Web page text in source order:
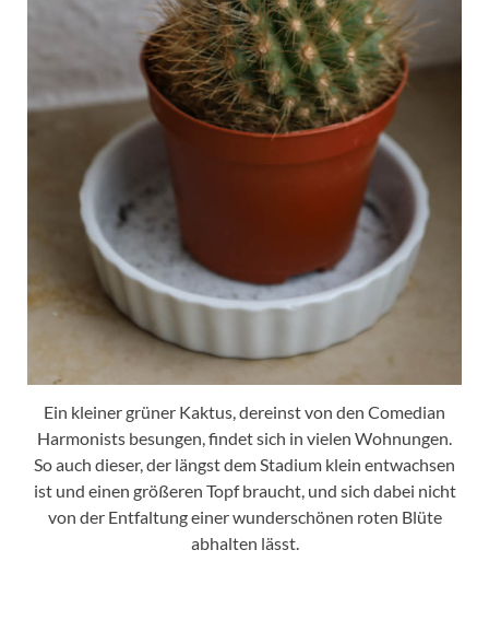
Ein kleiner grüner Kaktus, dereinst von den Comedian
Harmonists besungen, findet sich in vielen Wohnungen.
So auch dieser, der längst dem Stadium klein entwachsen
ist und einen größeren Topf braucht, und sich dabei nicht
von der Entfaltung einer wunderschönen roten Blüte
abhalten lässt.